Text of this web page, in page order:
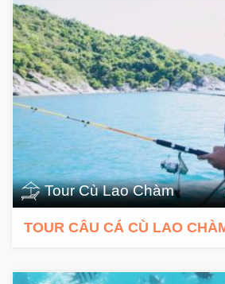
Tour Cù Lao Chàm
TOUR CÂU CÁ CÙ LAO